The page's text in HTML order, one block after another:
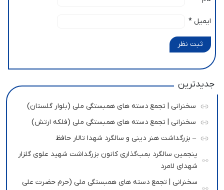
ایمیل *
ثبت نظر
جدیدترین
سخنرانی | تجمع دسته های همبستگی ملی (بلوار گلستان)
سخنرانی | تجمع دسته های همبستگی ملی (فلکه ارتش)
– بزرگداشت هنر دینی و سالگرد شهدا تالار حافظ
پنجمین سالگرد بمب‌گذاری کانون بزرگداشت شهید علوی گلزار
شهدای لامرد
سخنرانی | تجمع دسته های همبستگی ملی (حرم حضرت علی